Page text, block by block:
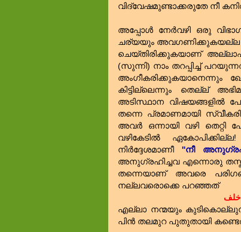
വിദ്വേഷമുണ്ടാക്കരുതേ നീ
അപ്പോള്‍ നേര്‍വഴി ഒരു
ചര്യയും അവഗണിക്കുകയല്ല
ചെയ്തിരിക്കുകയാണ്‌
(സുന്നി) നാം തറപ്പിച്ച്‌
അംഗീകരിക്കുകയാനെന്നും
കിട്ടില്ലെന്നും തെല്ല്
അടിസ്ഥാന വിഷയങ്ങളില്‍
തന്നെ പ്രമാണമായി
അവര്‍ ഒന്നായി വഴി
വഴികേടില്‍
നിര്‍ദ്ദേശമാണീ ''നീ
അനുഗ്രഹിച്ചവ എന്നൊരു
തന്നെയാണ്‌ അവരെ
നല്ലവരൊക്കെ പറഞ്ഞത്‌
خلف
എല്ലാ നന്മയും
പിന്‍ തലമുറ പുതുതായി